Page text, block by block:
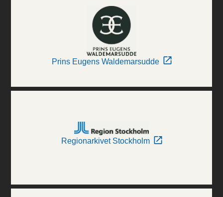
Prins Eugens Waldemarsudde
Regionarkivet Stockholm